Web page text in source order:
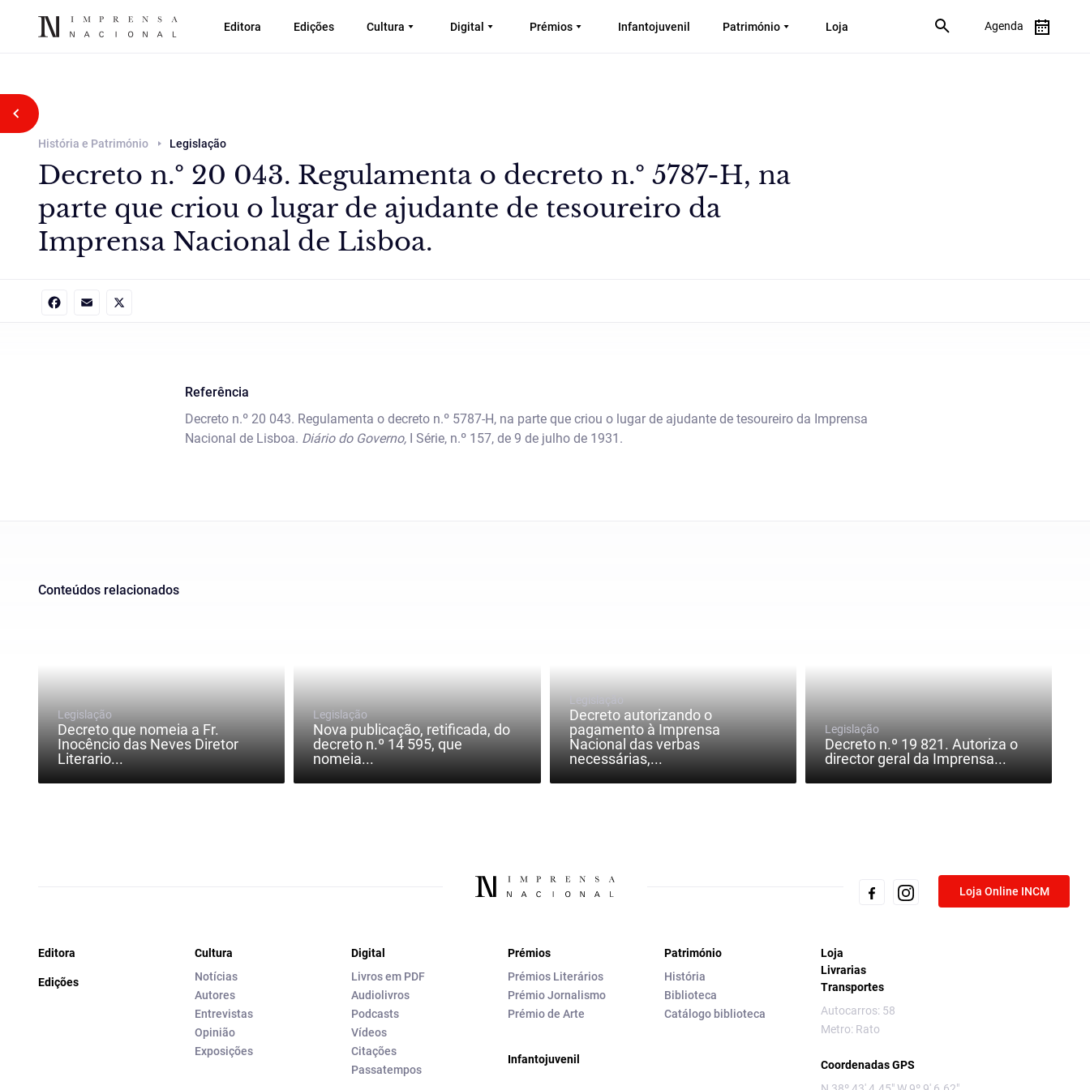
Editora Edições Cultura Digital Prémios Infantojuvenil Património Loja Agenda
Voltar atrás
História e Património Legislação
Decreto n.º 20 043. Regulamenta o decreto n.º 5787-H, na
parte que criou o lugar de ajudante de tesoureiro da
Imprensa Nacional de Lisboa.
Referência
Decreto n.º 20 043. Regulamenta o decreto n.º 5787-H, na parte que criou o lugar de ajudante de tesoureiro da Imprensa
Nacional de Lisboa. Diário do Governo,I Série, n.º 157, de 9 de julho de 1931.
Conteúdos relacionados
Legislação
Decreto que nomeia a Fr.
Inocêncio das Neves Diretor
Literario...
Legislação
Nova publicação, retificada, do
decreto n.º 14 595, que
nomeia...
Legislação
Decreto autorizando o
pagamento à Imprensa
Nacional das verbas
necessárias,...
Legislação
Decreto n.º 19 821. Autoriza o
director geral da Imprensa...
Loja Online INCM
Editora
Edições
Cultura
Notícias
Autores
Entrevistas
Opinião
Exposições
Digital
Livros em PDF
Audiolivros
Podcasts
Vídeos
Citações
Passatempos
Prémios
Prémios Literários
Prémio Jornalismo
Prémio de Arte
Infantojuvenil
Património
História
Biblioteca
Catálogo biblioteca
Loja
Livrarias
Transportes
Autocarros: 58
Metro: Rato
Coordenadas GPS